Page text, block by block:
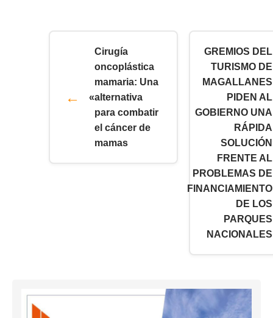
«
Cirugía
oncoplástica
mamaria: Una
alternativa
para combatir
el cáncer de
mamas
GREMIOS DEL
TURISMO DE
MAGALLANES
PIDEN AL
GOBIERNO UNA
RÁPIDA
SOLUCIÓN
FRENTE AL
PROBLEMAS DE
FINANCIAMIENTO
DE LOS
PARQUES
NACIONALES